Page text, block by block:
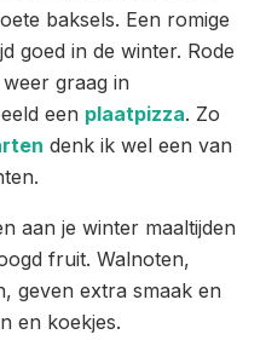
baksels. Een romige
goed in de winter. Rode
graag in
een plaatpizza. Zo
denk ik wel een van
aan je winter maaltijden
fruit. Walnoten,
geven extra smaak en
en koekjes.